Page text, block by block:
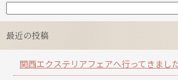
最近の投稿
関西エクステリアフェアへ行ってきまし